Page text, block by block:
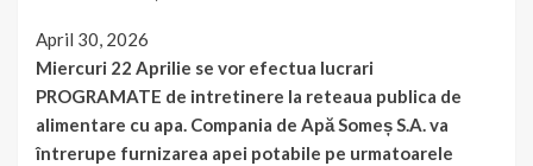
April 30, 2026
Miercuri 22 Aprilie se vor efectua lucrari
PROGRAMATE de intretinere la reteaua publica de
alimentare cu apa. Compania de Apă Someș S.A. va
întrerupe furnizarea apei potabile pe urmatoarele